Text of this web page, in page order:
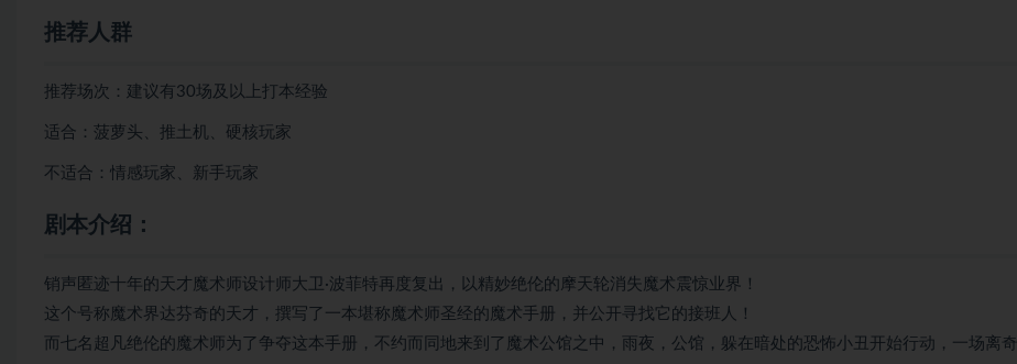
推荐人群
推荐场次：建议有30场及以上打本经验
适合：菠萝头、推土机、硬核玩家
不适合：情感玩家、新手玩家
剧本介绍：
销声匿迹十年的天才魔术师设计师大卫·波菲特再度复出，以精妙绝伦的摩天轮消失魔术震惊业界！
这个号称魔术界达芬奇的天才，撰写了一本堪称魔术师圣经的魔术手册，并公开寻找它的接班人！
而七名超凡绝伦的魔术师为了争夺这本手册，不约而同地来到了魔术公馆之中，雨夜，公馆，躲在暗处的恐怖小丑开始行动，一场离奇